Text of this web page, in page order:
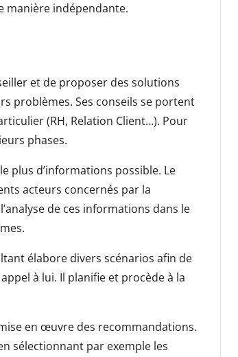
manière indépendante.
et de proposer des solutions
problèmes. Ses conseils se portent
(RH, Relation Client…). Pour
phases.
plus d’informations possible. Le
acteurs concernés par la
de ces informations dans le
élabore divers scénarios afin de
à lui. Il planifie et procède à la
en œuvre des recommandations.
sélectionnant par exemple les